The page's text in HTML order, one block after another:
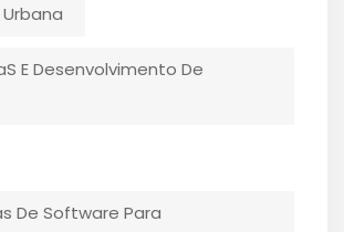
E Desenvolvimento De
De Software Para